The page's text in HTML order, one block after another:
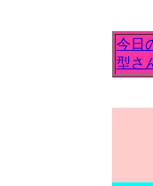
今日
型さ